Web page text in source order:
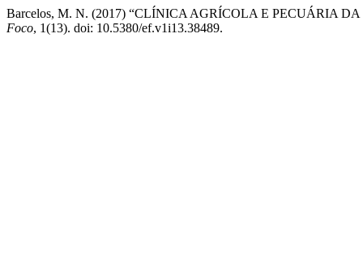
Barcelos, M. N. (2017) “CLÍNICA AGRÍCOLA E PECUÁRIA
Foco, 1(13). doi: 10.5380/ef.v1i13.38489.